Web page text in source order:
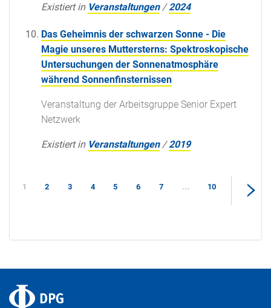
Existiert in Veranstaltungen /2024
Das Geheimnis der schwarzen Sonne - Die
Magie unseres Muttersterns: Spektroskopische
Untersuchungen der Sonnenatmosphäre
während Sonnenfinsternissen
Veranstaltung der Arbeitsgruppe Senior Expert
Netzwerk
Existiert in Veranstaltungen /2019
1 2 3 4 5 6 7 ... 10